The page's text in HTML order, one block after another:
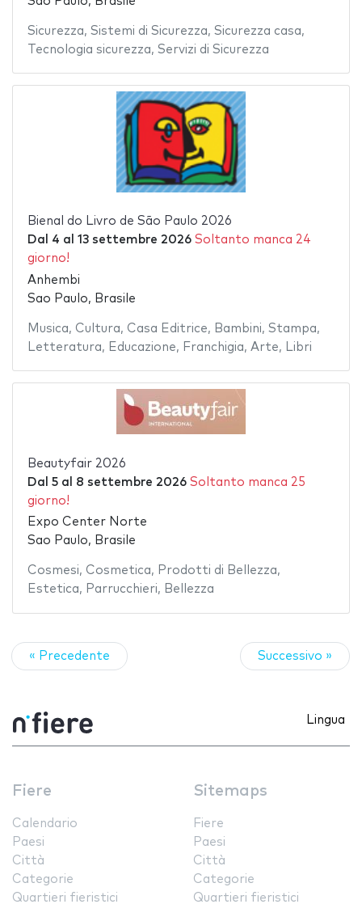
Sicurezza, Sistemi di Sicurezza, Sicurezza casa,
Tecnologia sicurezza, Servizi di Sicurezza
Bienal do Livro de São Paulo 2026
Dal 4 al 13 settembre 2026 Soltanto manca 24
giorno!
Anhembi
Sao Paulo, Brasile
Musica, Cultura, Casa Editrice, Bambini, Stampa,
Letteratura, Educazione, Franchigia, Arte, Libri
Beautyfair 2026
Dal 5al 8 settembre 2026 Soltanto manca 25
giorno!
Expo Center Norte
Sao Paulo, Brasile
Cosmesi, Cosmetica, Prodotti di Bellezza,
Estetica, Parrucchieri, Bellezza
« Precedente Successivo »
Lingua
Fiere
Calendario
Paesi
Città
Categorie
Quartieri fieristici
Sitemaps
Fiere
Paesi
Città
Categorie
Quartieri fieristici